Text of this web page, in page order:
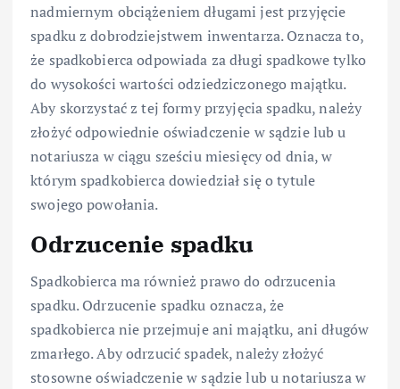
nadmiernym obciążeniem długami jest przyjęcie
spadku z dobrodziejstwem inwentarza. Oznacza to,
że spadkobierca odpowiada za długi spadkowe tylko
do wysokości wartości odziedziczonego majątku.
Aby skorzystać z tej formy przyjęcia spadku, należy
złożyć odpowiednie oświadczenie w sądzie lub u
notariusza w ciągu sześciu miesięcy od dnia, w
którym spadkobierca dowiedział się o tytule
swojego powołania.
Odrzucenie spadku
Spadkobierca ma również prawo do odrzucenia
spadku. Odrzucenie spadku oznacza, że
spadkobierca nie przejmuje ani majątku, ani długów
zmarłego. Aby odrzucić spadek, należy złożyć
stosowne oświadczenie w sądzie lub u notariusza w